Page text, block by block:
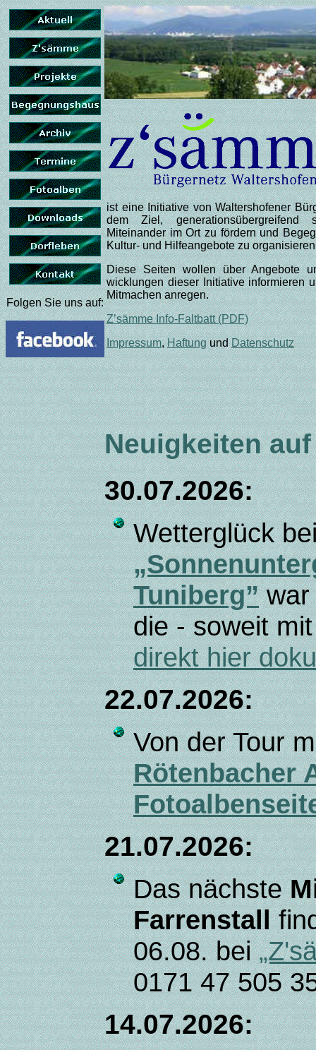
Folgen Sie uns auf:
ist eine Initiative von Waltershofener
dem Ziel, generations­über­greifend
Miteinander im Ort zu fördern und
Kultur- und Hilfeangebote zu
Diese Seiten wollen über Angebote
wicklungen dieser Initiative infor­mieren
Mitmachen anregen.
Z’sämme Info-Faltbatt (PDF)
Impressum,HaftungundDatenschutz
Neuigkeiten
30.07.2026:
Wetterglück
Tuniberg”
die - soweit
direkt hier
22.07.2026:
Von der Tour
Rötenbacher
21.07.2026:
Das nächste
Farrenstall
06.08. bei
0171 47 505
14.07.2026: